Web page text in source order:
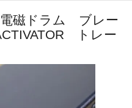
磁ドラム ブレー
トレー